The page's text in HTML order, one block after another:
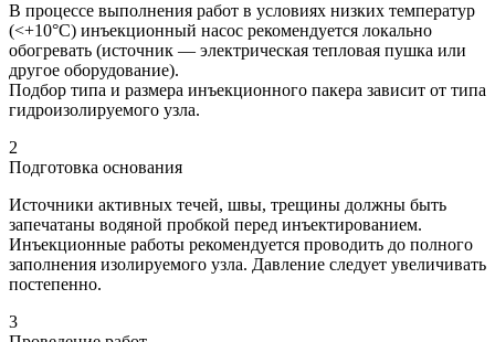
В процессе выполнения работ в условиях низких температур
(<+10°C) инъекционный насос рекомендуется локально
обогревать (источник — электрическая тепловая пушка или
другое оборудование).
Подбор типа и размера инъекционного пакера зависит от типа
гидроизолируемого узла.
2
Подготовка основания
Источники активных течей, швы, трещины должны быть
запечатаны водяной пробкой перед инъектированием.
Инъекционные работы рекомендуется проводить до полного
заполнения изолируемого узла. Давление следует увеличивать
постепенно.
3